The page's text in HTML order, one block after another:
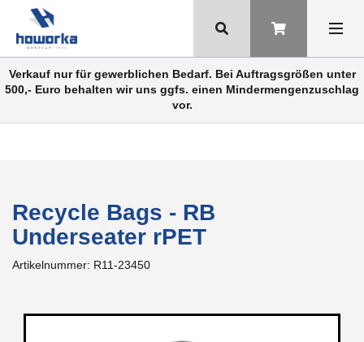
Verkauf nur für gewerblichen Bedarf. Bei Auftragsgrößen unter
500,- Euro behalten wir uns ggfs. einen Mindermengenzuschlag
vor.
Recycle Bags - RB
Underseater rPET
Artikelnummer: R11-23450